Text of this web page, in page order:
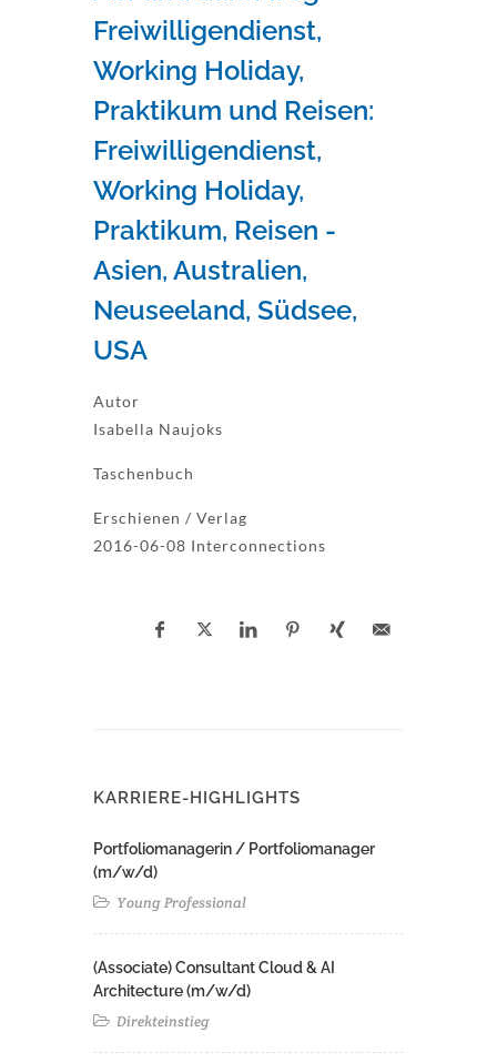
Freiwilligendienst,
Working Holiday,
Praktikum und Reisen:
Freiwilligendienst,
Working Holiday,
Praktikum, Reisen -
Asien, Australien,
Neuseeland, Südsee,
USA
Autor
Isabella Naujoks
Taschenbuch
Erschienen / Verlag
2016-06-08 Interconnections
KARRIERE-HIGHLIGHTS
Portfoliomanagerin / Portfoliomanager
(m/w/d)
Young Professional
(Associate) Consultant Cloud & AI
Architecture (m/w/d)​ ​
Direkteinstieg